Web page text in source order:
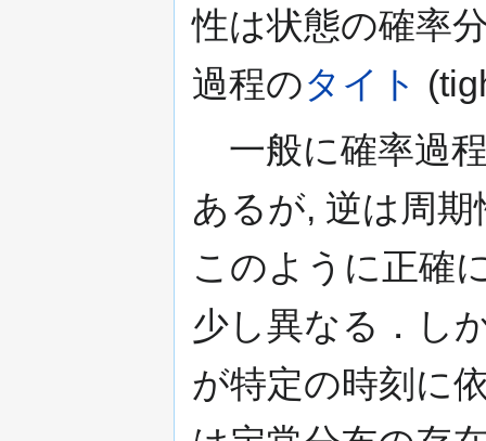
性は状態の確率
過程のタイト
一般に確率過
あるが, 逆は周
このように正確
少し異なる．し
が特定の時刻に